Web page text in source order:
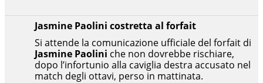
Jasmine Paolini costretta al forfait
Si attende la comunicazione ufficiale del forfait di
Jasmine Paolini che non dovrebbe rischiare,
dopo l’infortunio alla caviglia destra accusato nel
match degli ottavi, perso in mattinata.